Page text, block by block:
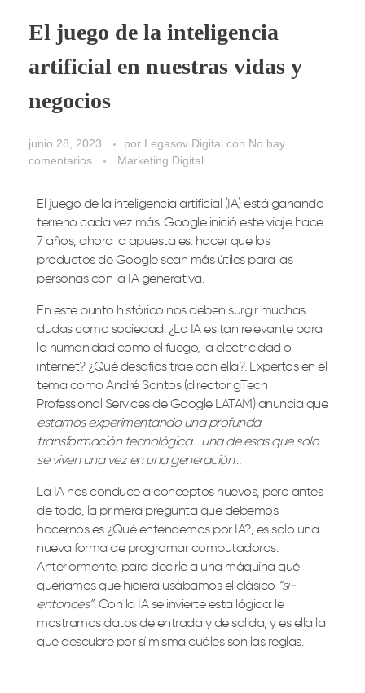
El juego de la inteligencia
artificial en nuestras vidas y
negocios
junio 28, 2023 por Legasov Digital con No hay
comentarios
Marketing Digital
El juego de la inteligencia artificial (IA) está ganando
terreno cada vez más. Google inició este viaje hace
7 años, ahora la apuesta es: hacer que los
productos de Google sean más útiles para las
personas con la IA generativa.
En este punto histórico nos deben surgir muchas
dudas como sociedad: ¿La IA es tan relevante para
la humanidad como el fuego, la electricidad o
internet? ¿Qué desafíos trae con ella?. Expertos en el
tema como André Santos (director gTech
Professional Services de Google LATAM) anuncia que
estamos experimentando una profunda
transformación tecnológica… una de esas que solo
se viven una vez en una generación…
La IA nos conduce a conceptos nuevos, pero antes
de todo, la primera pregunta que debemos
hacernos es ¿Qué entendemos por IA?, es solo una
nueva forma de programar computadoras.
Anteriormente, para decirle a una máquina qué
queríamos que hiciera usábamos el clásico “si-
entonces”. Con la IA se invierte esta lógica: le
mostramos datos de entrada y de salida, y es ella la
que descubre por sí misma cuáles son las reglas.